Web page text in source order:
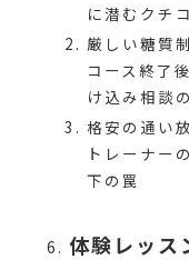
に潜むクチ
厳しい糖質
コース終了
け込み相談
格安の通い
トレーナー
下の罠
体験レッス